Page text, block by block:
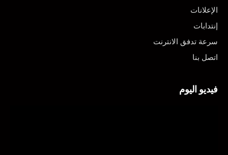
الإعلانات
إنتدابات
سرعة تدفق الانترنت
اتصل بنا
فيديو اليوم